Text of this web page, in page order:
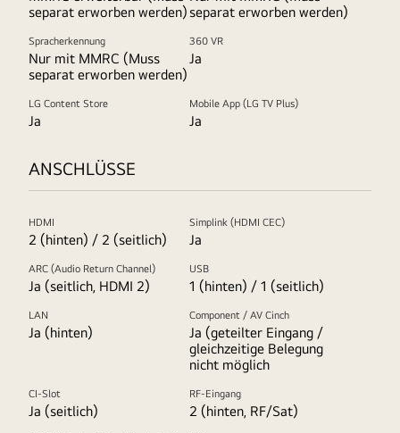
separat erworben werden) separat erworben werden)
Spracherkennung
Nur mit MMRC (Muss
separat erworben werden)
360 VR
Ja
LG Content Store
Ja
Mobile App (LG TV Plus)
Ja
ANSCHLÜSSE
HDMI
2 (hinten) / 2 (seitlich)
Simplink (HDMI CEC)
Ja
ARC (Audio Return Channel)
Ja (seitlich, HDMI 2)
USB
1 (hinten) / 1 (seitlich)
LAN
Ja (hinten)
Component / AV Cinch
Ja (geteilter Eingang /
gleichzeitige Belegung
nicht möglich
CI-Slot
Ja (seitlich)
RF-Eingang
2 (hinten, RF/Sat)